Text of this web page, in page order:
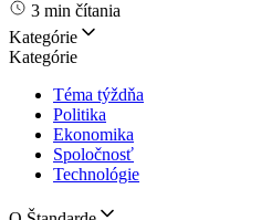
3 min čítania
Kategórie
Kategórie
Téma týždňa
Politika
Ekonomika
Spoločnosť
Technológie